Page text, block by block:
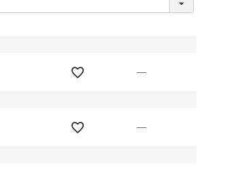
—
—